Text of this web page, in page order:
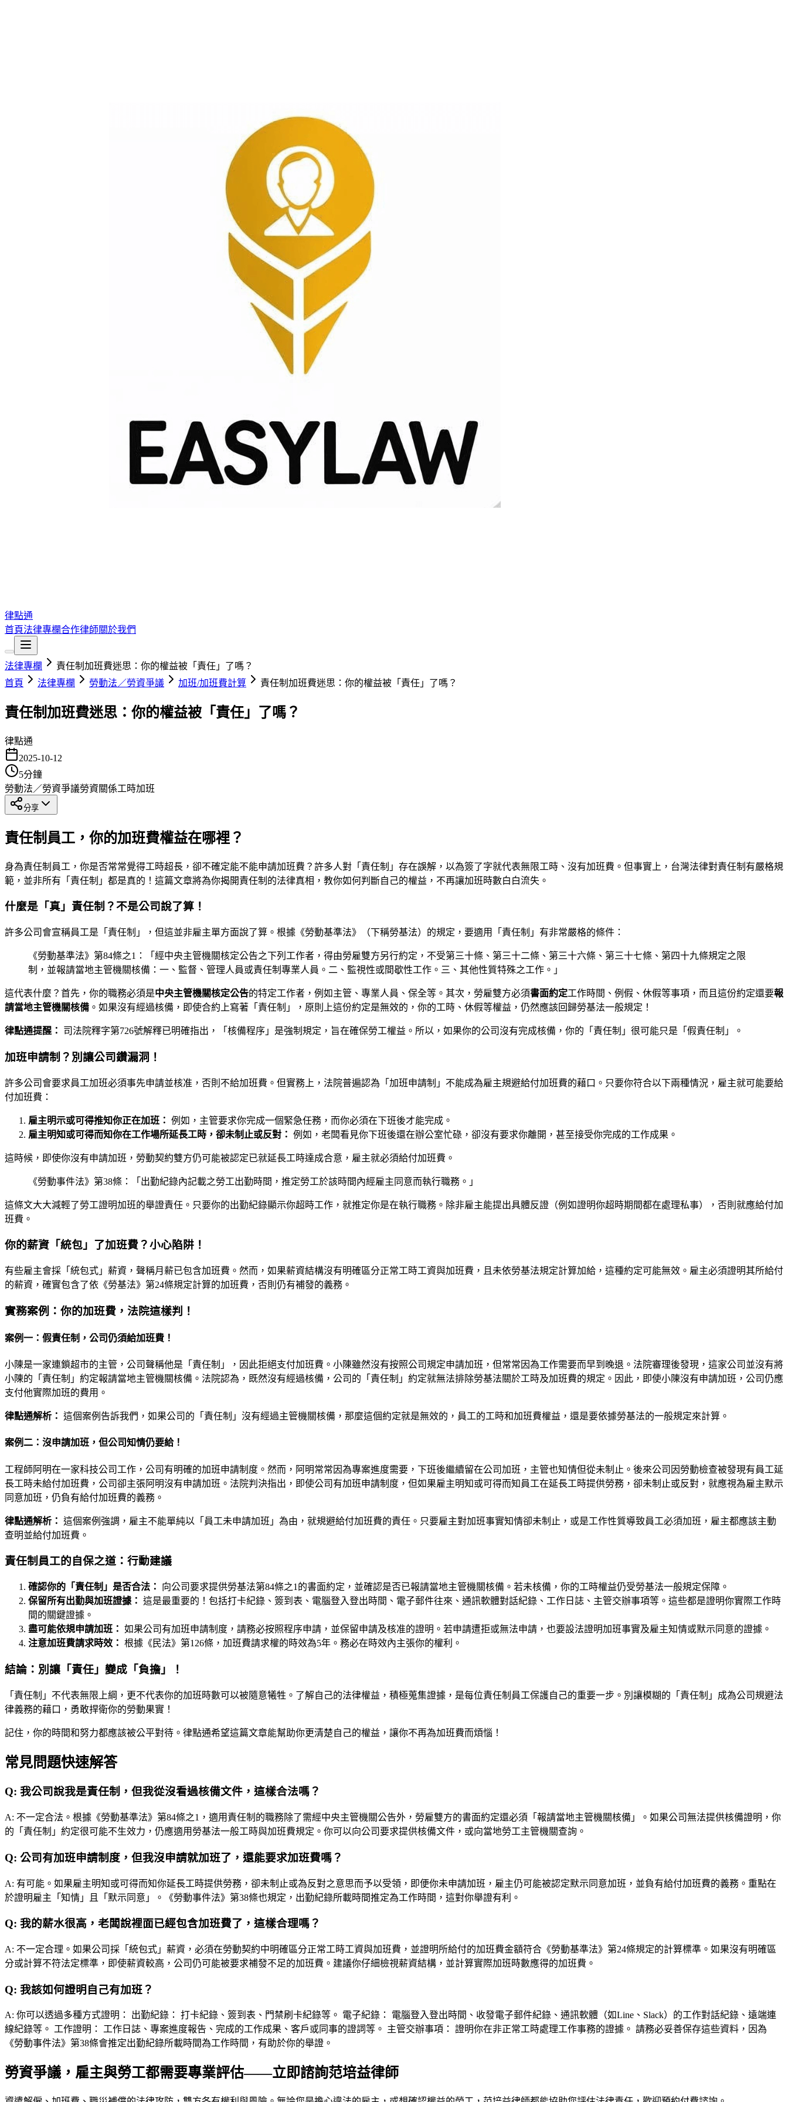
律點通
首頁法律專欄合作律師關於我們
法律專欄
責任制加班費迷思：你的權益被「責任」了嗎？
首頁
法律專欄 勞動法／勞資爭議 加班/加班費計算 責任制加班費迷思：你的權益被「責任」了嗎？
責任制加班費迷思：你的權益被「責任」了嗎？
律點通
2025-10-12
5分鐘
勞動法／勞資爭議勞資關係工時加班
分享
責任制員工，你的加班費權益在哪裡？
身為責任制員工，你是否常常覺得工時超長，卻不確定能不能申請加班費？許多人對「責任制」存在誤解，以為簽了字就代表無限工時、沒有加班費。但事實上，台灣法律對責任制有嚴格規
範，並非所有「責任制」都是真的！這篇文章將為你揭開責任制的法律真相，教你如何判斷自己的權益，不再讓加班時數白白流失。
什麼是「真」責任制？不是公司說了算！
許多公司會宣稱員工是「責任制」，但這並非雇主單方面說了算。根據《勞動基準法》（下稱勞基法）的規定，要適用「責任制」有非常嚴格的條件：
《勞動基準法》第84條之1：「經中央主管機關核定公告之下列工作者，得由勞雇雙方另行約定，不受第三十條、第三十二條、第三十六條、第三十七條、第四十九條規定之限
制，並報請當地主管機關核備：一、監督、管理人員或責任制專業人員。二、監視性或間歇性工作。三、其他性質特殊之工作。」
這代表什麼？首先，你的職務必須是中央主管機關核定公告的特定工作者，例如主管、專業人員、保全等。其次，勞雇雙方必須書面約定工作時間、例假、休假等事項，而且這份約定還要報
請當地主管機關核備 。如果沒有經過核備，即使合約上寫著「責任制」，原則上這份約定是無效的，你的工時、休假等權益，仍然應該回歸勞基法一般規定！
律點通提醒： 司法院釋字第726號解釋已明確指出，「核備程序」是強制規定，旨在確保勞工權益。所以，如果你的公司沒有完成核備，你的「責任制」很可能只是「假責任制」。
加班申請制？別讓公司鑽漏洞！
許多公司會要求員工加班必須事先申請並核准，否則不給加班費。但實務上，法院普遍認為「加班申請制」不能成為雇主規避給付加班費的藉口。只要你符合以下兩種情況，雇主就可能要給
付加班費：
雇主明示或可得推知你正在加班： 例如，主管要求你完成一個緊急任務，而你必須在下班後才能完成。
雇主明知或可得而知你在工作場所延長工時，卻未制止或反對： 例如，老闆看見你下班後還在辦公室忙碌，卻沒有要求你離開，甚至接受你完成的工作成果。
這時候，即使你沒有申請加班，勞動契約雙方仍可能被認定已就延長工時達成合意，雇主就必須給付加班費。
《勞動事件法》第38條：「出勤紀錄內記載之勞工出勤時間，推定勞工於該時間內經雇主同意而執行職務。」
這條文大大減輕了勞工證明加班的舉證責任。只要你的出勤紀錄顯示你超時工作，就推定你是在執行職務。除非雇主能提出具體反證（例如證明你超時期間都在處理私事），否則就應給付加
班費。
你的薪資「統包」了加班費？小心陷阱！
有些雇主會採「統包式」薪資，聲稱月薪已包含加班費。然而，如果薪資結構沒有明確區分正常工時工資與加班費，且未依勞基法規定計算加給，這種約定可能無效。雇主必須證明其所給付
的薪資，確實包含了依《勞基法》第24條規定計算的加班費，否則仍有補發的義務。
實務案例：你的加班費，法院這樣判！
案例一：假責任制，公司仍須給加班費！
小陳是一家連鎖超市的主管，公司聲稱他是「責任制」，因此拒絕支付加班費。小陳雖然沒有按照公司規定申請加班，但常常因為工作需要而早到晚退。法院審理後發現，這家公司並沒有將
小陳的「責任制」約定報請當地主管機關核備。法院認為，既然沒有經過核備，公司的「責任制」約定就無法排除勞基法關於工時及加班費的規定。因此，即使小陳沒有申請加班，公司仍應
支付他實際加班的費用。
律點通解析： 這個案例告訴我們，如果公司的「責任制」沒有經過主管機關核備，那麼這個約定就是無效的，員工的工時和加班費權益，還是要依據勞基法的一般規定來計算。
案例二：沒申請加班，但公司知情仍要給！
工程師阿明在一家科技公司工作，公司有明確的加班申請制度。然而，阿明常常因為專案進度需要，下班後繼續留在公司加班，主管也知情但從未制止。後來公司因勞動檢查被發現有員工延
長工時未給付加班費，公司卻主張阿明沒有申請加班。法院判決指出，即使公司有加班申請制度，但如果雇主明知或可得而知員工在延長工時提供勞務，卻未制止或反對，就應視為雇主默示
同意加班，仍負有給付加班費的義務。
律點通解析： 這個案例強調，雇主不能單純以「員工未申請加班」為由，就規避給付加班費的責任。只要雇主對加班事實知情卻未制止，或是工作性質導致員工必須加班，雇主都應該主動
查明並給付加班費。
責任制員工的自保之道：行動建議
確認你的「責任制」是否合法：
向公司要求提供勞基法第84條之1的書面約定，並確認是否已報請當地主管機關核備。若未核備，你的工時權益仍受勞基法一般規定保障。
保留所有出勤與加班證據： 這是最重要的！包括打卡紀錄、簽到表、電腦登入登出時間、電子郵件往來、通訊軟體對話紀錄、工作日誌、主管交辦事項等。這些都是證明你實際工作時
間的關鍵證據。
盡可能依規申請加班： 如果公司有加班申請制度，請務必按照程序申請，並保留申請及核准的證明。若申請遭拒或無法申請，也要設法證明加班事實及雇主知情或默示同意的證據。
注意加班費請求時效： 根據《民法》第126條，加班費請求權的時效為5年。務必在時效內主張你的權利。
結論：別讓「責任」變成「負擔」！
「責任制」不代表無限上綱，更不代表你的加班時數可以被隨意犧牲。了解自己的法律權益，積極蒐集證據，是每位責任制員工保護自己的重要一步。別讓模糊的「責任制」成為公司規避法
律義務的藉口，勇敢捍衛你的勞動果實！
記住，你的時間和努力都應該被公平對待。律點通希望這篇文章能幫助你更清楚自己的權益，讓你不再為加班費而煩惱！
常見問題快速解答
Q: 我公司說我是責任制，但我從沒看過核備文件，這樣合法嗎？
A: 不一定合法。根據《勞動基準法》第84條之1，適用責任制的職務除了需經中央主管機關公告外，勞雇雙方的書面約定還必須「報請當地主管機關核備」。如果公司無法提供核備證明，你
的「責任制」約定很可能不生效力，仍應適用勞基法一般工時與加班費規定。你可以向公司要求提供核備文件，或向當地勞工主管機關查詢。
Q: 公司有加班申請制度，但我沒申請就加班了，還能要求加班費嗎？
A: 有可能。如果雇主明知或可得而知你延長工時提供勞務，卻未制止或為反對之意思而予以受領，即便你未申請加班，雇主仍可能被認定默示同意加班，並負有給付加班費的義務。重點在
於證明雇主「知情」且「默示同意」。《勞動事件法》第38條也規定，出勤紀錄所載時間推定為工作時間，這對你舉證有利。
Q: 我的薪水很高，老闆說裡面已經包含加班費了，這樣合理嗎？
A: 不一定合理。如果公司採「統包式」薪資，必須在勞動契約中明確區分正常工時工資與加班費，並證明所給付的加班費金額符合《勞動基準法》第24條規定的計算標準。如果沒有明確區
分或計算不符法定標準，即使薪資較高，公司仍可能被要求補發不足的加班費。建議你仔細檢視薪資結構，並計算實際加班時數應得的加班費。
Q: 我該如何證明自己有加班？
A: 你可以透過多種方式證明： 出勤紀錄： 打卡紀錄、簽到表、門禁刷卡紀錄等。 電子紀錄： 電腦登入登出時間、收發電子郵件紀錄、通訊軟體（如Line、Slack）的工作對話紀錄、遠端連
線紀錄等。 工作證明： 工作日誌、專案進度報告、完成的工作成果、客戶或同事的證詞等。 主管交辦事項： 證明你在非正常工時處理工作事務的證據。 請務必妥善保存這些資料，因為
《勞動事件法》第38條會推定出勤紀錄所載時間為工作時間，有助於你的舉證。
勞資爭議，雇主與勞工都需要專業評估——立即諮詢范培益律師